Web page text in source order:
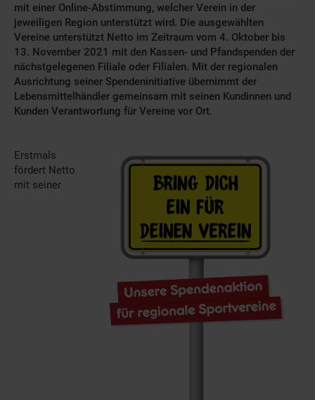
mit einer Online-Abstimmung, welcher Verein in der
jeweiligen Region unterstützt wird. Die ausgewählten
Vereine unterstützt Netto im Zeitraum vom 4. Oktober bis
13. November 2021 mit den Kassen- und Pfandspenden der
nächstgelegenen Filiale oder Filialen. Mit der regionalen
Ausrichtung seiner Spendeninitiative übernimmt der
Lebensmittelhändler gemeinsam mit seinen Kundinnen und
Kunden Verantwortung für Vereine vor Ort.
Erstmals
fördert Netto
mit seiner